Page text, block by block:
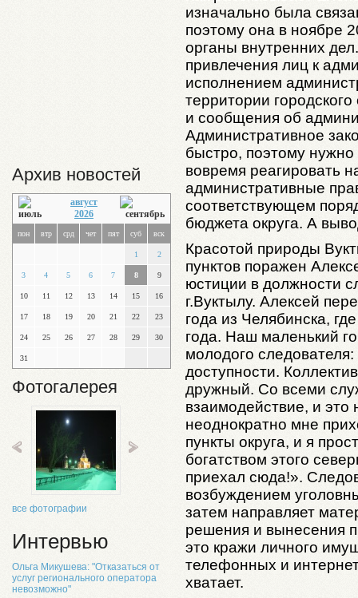
Архив новостей
август
2026
пон втр срд чет пят суб вск
1 2
3 4 5 6 7 8 9
10 11 12 13 14 15 16
17 18 19 20 21 22 23
24 25 26 27 28 29 30
31
Фотогалерея
все фотографии
Интервью
Ольга Микушева: "Отказаться от
услуг регионального оператора
невозможно"
изначально была
поэтому она в ноябре
органы внутренних
привлечения лиц к
исполнением
территории
и сообщения об
Административное
быстро, поэтому
вовремя реагировать
административные
соответствующем
бюджета округа. А
Красотой природы
пунктов поражен
юстиции в должности
г.Вуктылу. Алексей
года из Челябинска,
года. Наш маленький
молодого
доступности.
дружный. Со всеми
взаимодействие, и
неоднократно мне
пункты округа, и я
богатством этого
приехал сюда!».
возбуждением
затем направляет
решения и вынесения
это кражи личного
телефонных и
хватает.